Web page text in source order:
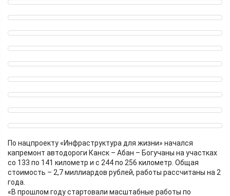
По нацпроекту «Инфраструктура для жизни» начался
капремонт автодороги Канск – Абан – Богучаны на участках
со 133 по 141 километр и с 244 по 256 километр. Общая
стоимость – 2,7 миллиардов рублей, работы рассчитаны на 2
года.
«В прошлом году стартовали масштабные работы по